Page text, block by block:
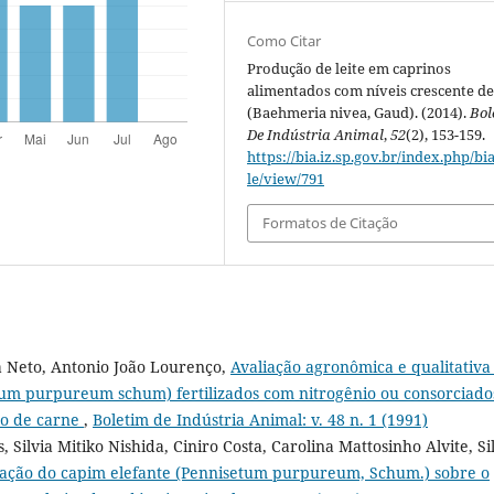
Como Citar
Produção de leite em caprinos
alimentados com níveis crescente
(Baehmeria nivea, Gaud). (2014).
De Indústria Animal,52(2), 153-159.
https://bia.iz.sp.gov.br/index.php/
le/view/791
Formatos de Citação
Antonio João Lourenço, Avaliação agronômica e
purpureum schum) fertilizados com nitrogênio ou
de carne , Boletim de Indústria Animal: v. 48 n. 1 (1991)
Silvia Mitiko Nishida, Ciniro Costa, Carolina Mattosinho Alvite,
do capim elefante (Pennisetum purpureum, Schum.) sobre o